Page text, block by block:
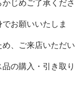
じめご了承くださ
お願いいたしま
め、ご来店いただい
の購入・引き取り